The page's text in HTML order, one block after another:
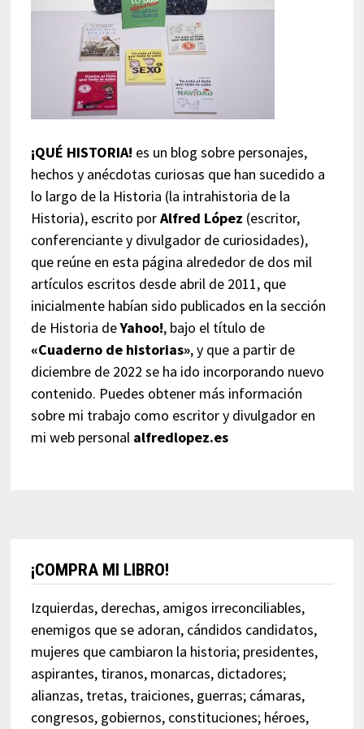
¡QUÉ HISTORIA! es un blog sobre personajes,
hechos y anécdotas curiosas que han sucedido a
lo largo de la Historia (la intrahistoria de la
Historia), escrito porAlfred López (escritor,
conferenciante y divulgador de curiosidades),
que reúne en esta página alrededor de dos mil
artículos escritos desde abril de 2011, que
inicialmente habían sido publicados en la sección
de Historia deYahoo!, bajo el título de
«Cuaderno de historias», y que a partir de
diciembre de 2022 se ha ido incorporando nuevo
contenido. Puedes obtener más información
sobre mi trabajo como escritor y divulgador en
mi web personal alfredlopez.es
¡COMPRA MI LIBRO!
Izquierdas, derechas, amigos irreconciliables,
enemigos que se adoran, cándidos candidatos,
mujeres que cambiaron la historia; presidentes,
aspirantes, tiranos, monarcas, dictadores;
alianzas, tretas, traiciones, guerras; cámaras,
congresos, gobiernos, constituciones; héroes,